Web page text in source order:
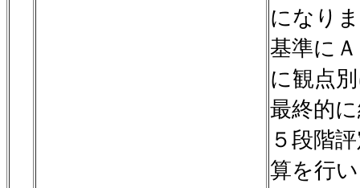
になり
基準に
に観点
最終的
５段階
算を行